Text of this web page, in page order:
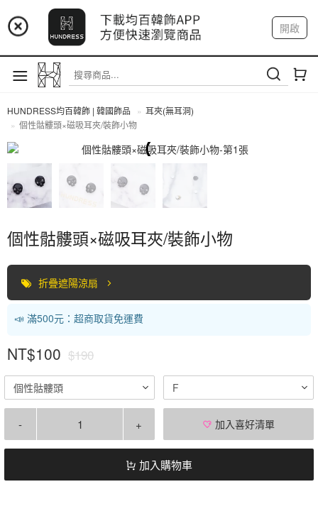
📢 市集預告：9/4-9/6 淡水捷運站
📢 市集預告：9/12-9/13 八里海巡基地
📢 市集預告：8/22-8/23 桃園青埔置地廣場
開啟
註冊 我的帳戶
HUNDRESS均百韓飾 | 韓國飾品
耳夾(無耳洞)
個性骷髏頭×磁吸耳夾/裝飾小物
耳夾(無耳洞)
個性骷髏頭×磁吸耳夾/裝飾小物
折疊遮陽涼扇
📣 滿500元：超商取貨免運費
NT$100 $190
個性骷髏頭 F
- + 加入喜好清單
加入購物車